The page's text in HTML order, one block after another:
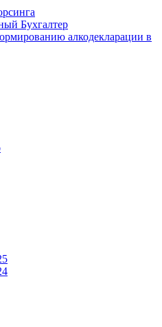
Бухгалтер
алкодекларации в